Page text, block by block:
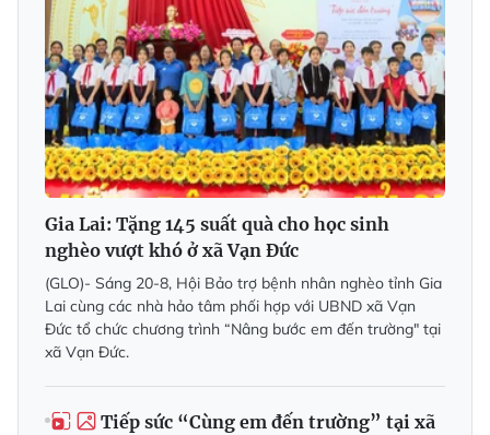
Gia Lai: Tặng 145 suất quà cho học sinh
nghèo vượt khó ở xã Vạn Đức
(GLO)- Sáng 20-8, Hội Bảo trợ bệnh nhân nghèo tỉnh Gia
Lai cùng các nhà hảo tâm phối hợp với UBND xã Vạn
Đức tổ chức chương trình “Nâng bước em đến trường" tại
xã Vạn Đức.
Tiếp sức “Cùng em đến trường” tại xã